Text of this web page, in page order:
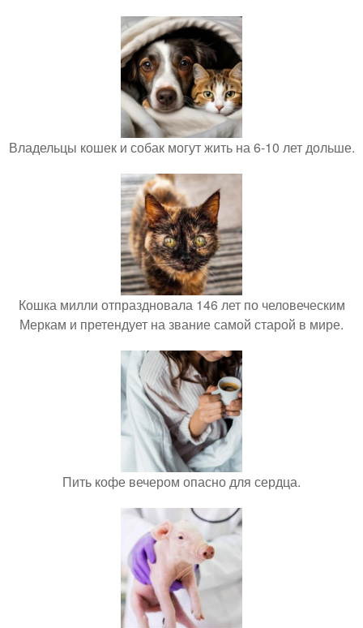
Владельцы кошек и собак могут жить на 6-10 лет дольше.
Кошка милли отпраздновала 146 лет по человеческим
Меркам и претендует на звание самой старой в мире.
Пить кофе вечером опасно для сердца.